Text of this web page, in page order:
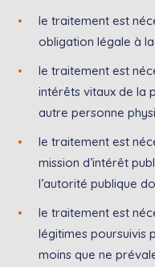
le traitement est
obligation légale à
le traitement est
intérêts vitaux de la
autre personne
le traitement est
mission d’intérêt
l’autorité publique
le traitement est
légitimes poursuivis
moins que ne